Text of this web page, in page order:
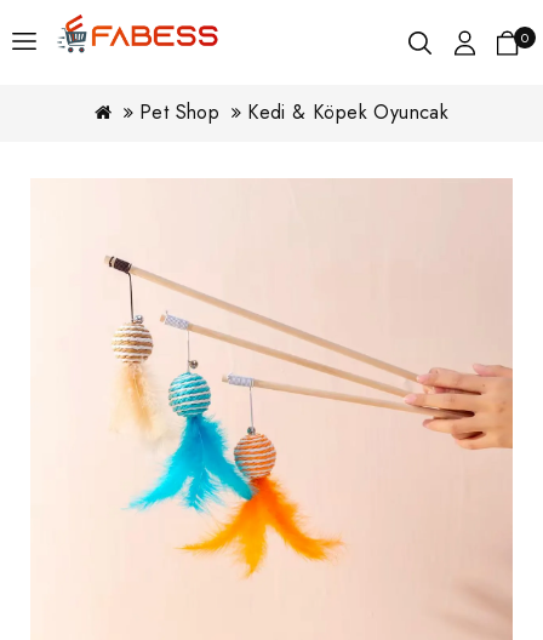
0
Pet Shop Kedi & Köpek Oyuncak